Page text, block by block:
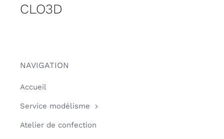
CLO3D
NAVIGATION
Accueil
Service modélisme
Atelier de confection